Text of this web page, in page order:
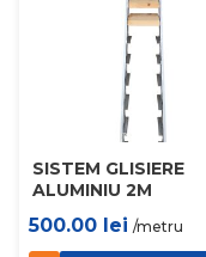
SISTEM GLISIERE
ALUMINIU 2M
500.00 lei /metru